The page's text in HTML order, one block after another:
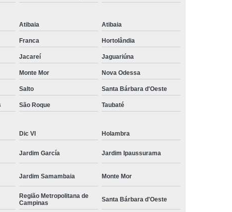
Masculina
Moda Básica Masculina
Masculina
Moda Masculina
Social
Moda Masculina Esporte Fino
Social
Moda Plus Size Masculina
Masculinas
Roupas Estilosas Masculinas
da Moda
Roupas Masculinas Esporte Fino
Roupas Masculinas na Moda
Social Roupas Sociais Masculinas
Atibaia Atibaia
Franca Hortolândia
Jacareí Jaguariúna
Monte Mor Nova Odessa
Salto Santa Bárbara d'Oeste
São Roque Taubaté
Dic VI Holambra
Jardim García Jardim Ipaussurama
Jardim Samambaia Monte Mor
Região Metropolitana de
Campinas
Santa Bárbara d'Oeste